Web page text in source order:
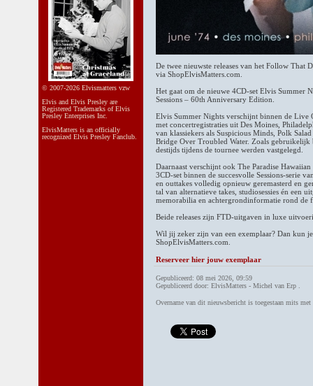
© 2007-2026 Elvismatters vzw
Elvis and Elvis Presley are
Registered Trademarks of Elvis
Presley Enterprises Inc.
ElvisMatters is an officially
recognized Elvis Presley Fanclub.
De twee nieuwste releases van het Follow That
via ShopElvisMatters.com.
Het gaat om de nieuwe 4CD-set Elvis Summer
Sessions – 60th Anniversary Edition.
Elvis Summer Nights verschijnt binnen de Live
met concertregistraties uit Des Moines,
van klassiekers als Suspicious Minds, Polk
Bridge Over Troubled Water. Zoals gebruikelijk
destijds tijdens de tournee werden vastgelegd.
Daarnaast verschijnt ook The Paradise
3CD-set binnen de succesvolle Sessions-serie
en outtakes volledig opnieuw geremasterd en
tal van alternatieve takes, studiosessies én een
memorabilia en achtergrondinformatie rond de
Beide releases zijn FTD-uitgaven in luxe
Wil jij zeker zijn van een exemplaar? Dan kun
ShopElvisMatters.com.
Reserveer hier jouw exemplaar
Gepubliceerd: 08 mei 2026, 09:59
Gepubliceerd door: ElvisMatters - Michel van Erp .
Overname van dit nieuwsbericht is toegestaan mits